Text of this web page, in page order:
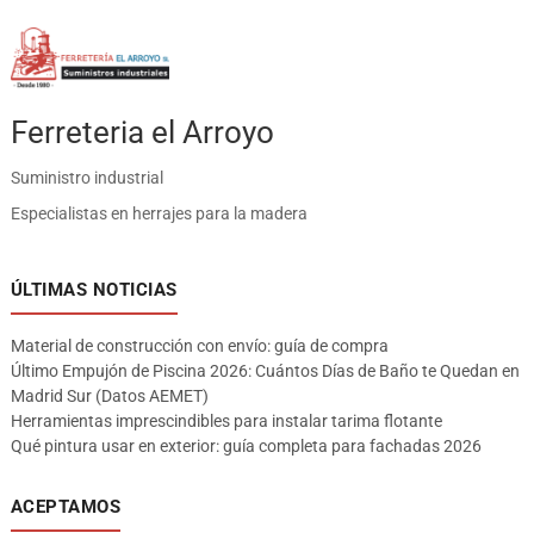
Ferreteria el Arroyo
Suministro industrial
Especialistas en herrajes para la madera
ÚLTIMAS NOTICIAS
Material de construcción con envío: guía de compra
Último Empujón de Piscina 2026: Cuántos Días de Baño te Quedan en
Madrid Sur (Datos AEMET)
Herramientas imprescindibles para instalar tarima flotante
Qué pintura usar en exterior: guía completa para fachadas 2026
ACEPTAMOS